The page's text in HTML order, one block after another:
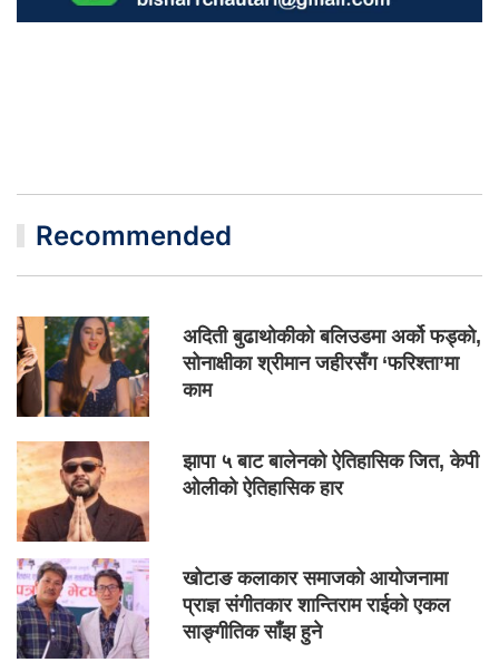
Recommended
अदिती बुढाथोकीको बलिउडमा अर्को फड्को,
सोनाक्षीका श्रीमान जहीरसँग ‘फरिश्ता’मा
काम
झापा ५ बाट बालेनको ऐतिहासिक जित, केपी
ओलीको ऐतिहासिक हार
खोटाङ कलाकार समाजको आयोजनामा
प्राज्ञ संगीतकार शान्तिराम राईको एकल
साङ्गीतिक साँझ हुने